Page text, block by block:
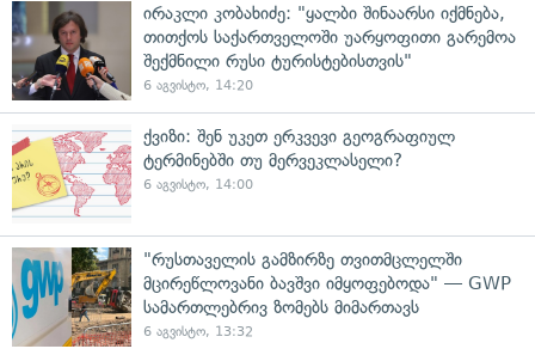
ირაკლი კობახიძე: "ყალბი შინაარსი იქმნება,
თითქოს საქართველოში უარყოფითი გარემოა
შექმნილი რუსი ტურისტებისთვის"
6 აგვისტო, 14:20
ქვიზი: შენ უკეთ ერკვევი გეოგრაფიულ
ტერმინებში თუ მერვეკლასელი?
6 აგვისტო, 14:00
"რუსთაველის გამზირზე თვითმცლელში
მცირეწლოვანი ბავშვი იმყოფებოდა" — GWP
სამართლებრივ ზომებს მიმართავს
6 აგვისტო, 13:32